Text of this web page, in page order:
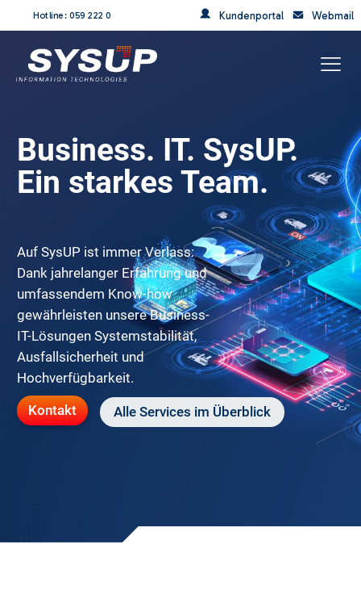
Hotline: 059 222 0 Kundenportal Webmail
Business. IT. SysUP.
Ein starkes Team.
Auf SysUP ist immer Verlass:
Dank jahrelanger Erfahrung und
umfassendem Know-how
gewährleisten unsere Business-
IT-Lösungen Systemstabilität,
Ausfallsicherheit und
Hochverfügbarkeit.
Kontakt
Alle Services im Überblick